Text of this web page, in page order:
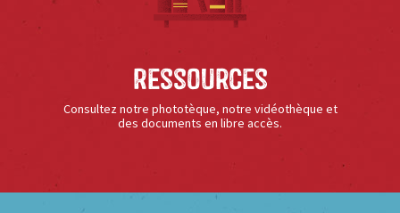
Ressources
Consultez notre phototèque, notre vidéothèque et
des documents en libre accès.